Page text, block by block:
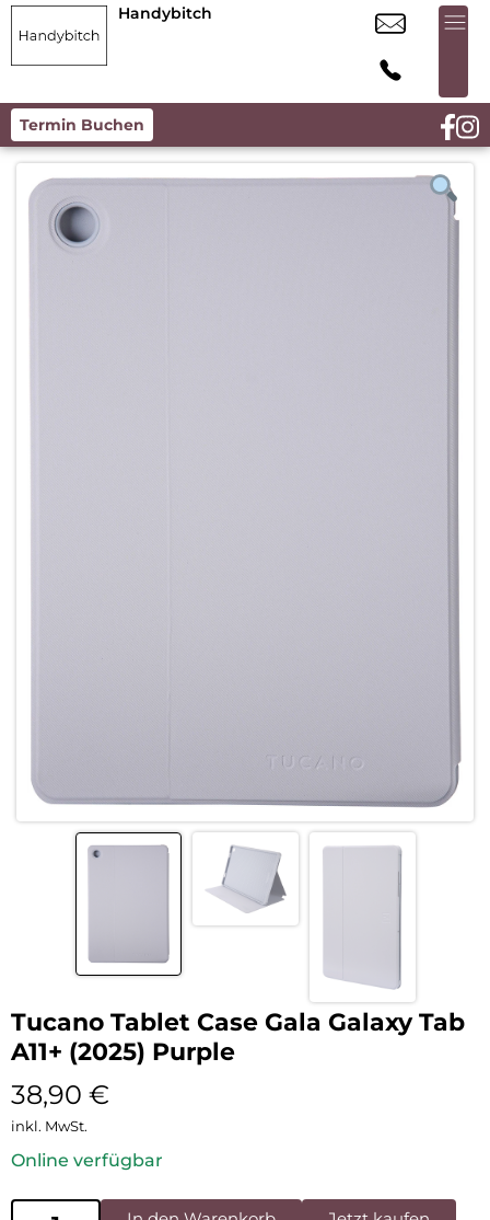
Handybitch
Termin Buchen
Tucano Tablet Case Gala Galaxy Tab
A11+ (2025) Purple
38,90 €
inkl. MwSt.
Online verfügbar